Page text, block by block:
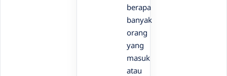
berapa
banyak
orang
yang
masuk
atau